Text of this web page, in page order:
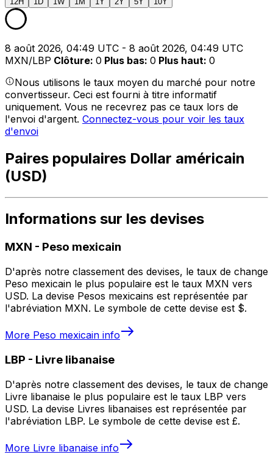
8 août 2026, 04:49 UTC - 8 août 2026, 04:49 UTC
MXN/LBP Clôture: 0 Plus bas: 0 Plus haut: 0
Nous utilisons le taux moyen du marché pour notre
convertisseur. Ceci est fourni à titre informatif
uniquement. Vous ne recevrez pas ce taux lors de
l'envoi d'argent. Connectez-vous pour voir les taux
d'envoi
Paires populaires Dollar américain
(USD)
Informations sur les devises
MXN - Peso mexicain
D'après notre classement des devises, le taux de change
Peso mexicain le plus populaire est le taux MXN vers
USD. La devise Pesos mexicains est représentée par
l'abréviation MXN. Le symbole de cette devise est $.
More Peso mexicain info
LBP - Livre libanaise
D'après notre classement des devises, le taux de change
Livre libanaise le plus populaire est le taux LBP vers
USD. La devise Livres libanaises est représentée par
l'abréviation LBP. Le symbole de cette devise est £.
More Livre libanaise info